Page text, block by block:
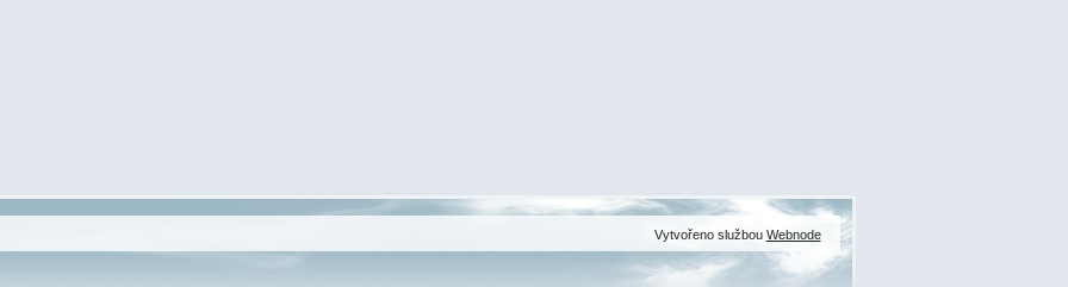
Vytvořeno službou Webnode